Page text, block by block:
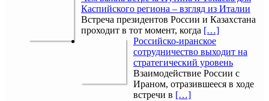
Каспийского региона – взгляд из Италии
Встреча президентов России и Казахстана
проходит в тот момент, когда […]
Российско-иранское
сотрудничество выходит на
стратегический уровень
Взаимодействие России с
Ираном, отразившееся в ходе
встречи в […]